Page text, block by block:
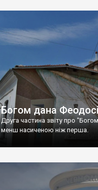
Богом дана
Друга частина звіту про
менш насиченою ніж перша.